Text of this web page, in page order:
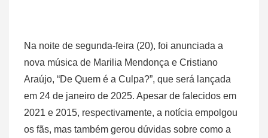
Na noite de segunda-feira (20), foi anunciada a
nova música de Marilia Mendonça e Cristiano
Araújo, “De Quem é a Culpa?”, que será lançada
em 24 de janeiro de 2025. Apesar de falecidos em
2021 e 2015, respectivamente, a notícia empolgou
os fãs, mas também gerou dúvidas sobre como a